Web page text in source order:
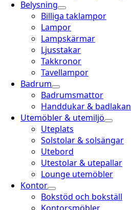
Belysning
Billiga taklampor
Lampor
Lampskärmar
Ljusstakar
Takkronor
Tavellampor
Badrum
Badrumsmattor
Handdukar & badlakan
Utemöbler & utemiljö
Uteplats
Solstolar & solsängar
Utebord
Utestolar & utepallar
Lounge utemöbler
Kontor
Bokstöd och bokställ
Kontorsmöbler